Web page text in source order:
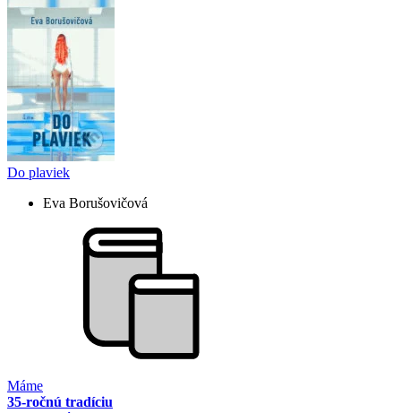
Do plaviek
Eva Borušovičová
Máme
35-ročnú tradíciu